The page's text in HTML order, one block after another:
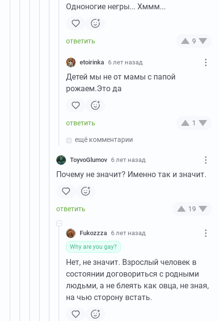
Одноногие негры... Хммм...
9
etoirinka 6 лет назад
Детей мы не от мамы с папой
рожаем.Это да
1
ещё комментарии
ToyvoGlumov 6 лет назад
Почему не значит? Именно так и значит.
19
Fukozzza 6 лет назад
Why are you gay?
Нет, не значит. Взрослый человек в
состоянии договориться с родными
людьми, а не блеять как овца, не зная,
на чью сторону встать.